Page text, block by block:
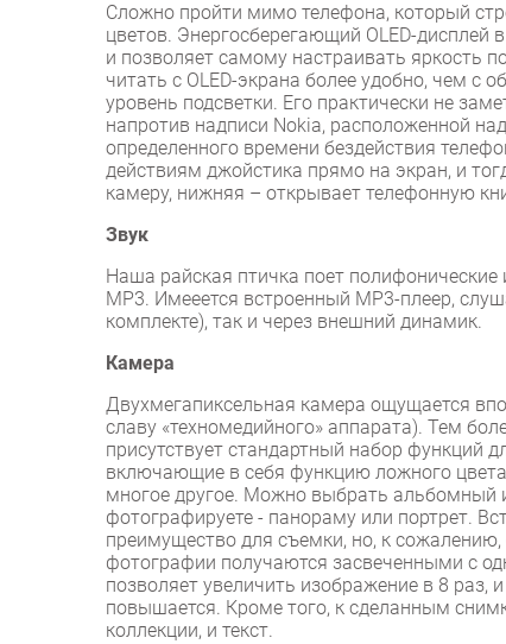
Сложно пройти мимо телефона, который
цветов. Энергосберегающий OLED-дисплей
и позволяет самому настраивать яркость
читать с OLED-экрана более удобно, чем с
уровень подсветки. Его практически не
напротив надписи Nokia, расположенной
определенного времени бездействия
действиям джойстика прямо на экран, и
камеру, нижняя – открывает телефонную
Звук
Наша райская птичка поет
МР3. Имееется встроенный МР3-плеер,
комплекте), так и через внешний динамик.
Камера
Двухмегапиксельная камера ощущается
славу «техномедийного» аппарата). Тем
присутствует стандартный набор функций
включающие в себя функцию ложного
многое другое. Можно выбрать альбомный
фотографируете - панораму или портрет.
преимущество для съемки, но, к
фотографии получаются засвеченными с
позволяет увеличить изображение в 8 раз,
повышается. Кроме того, к сделанным
коллекции, и текст.